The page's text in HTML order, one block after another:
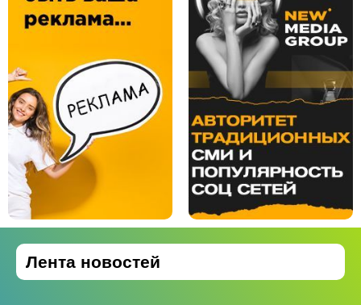
Лента новостей